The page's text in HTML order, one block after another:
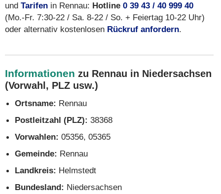
und Tarifen in Rennau: Hotline 0 39 43 / 40 999 40
(Mo.-Fr. 7:30-22 / Sa. 8-22 / So. + Feiertag 10-22 Uhr)
oder alternativ kostenlosen Rückruf anfordern.
Informationen zu Rennau in Niedersachsen
(Vorwahl, PLZ usw.)
Ortsname: Rennau
Postleitzahl (PLZ): 38368
Vorwahlen: 05356, 05365
Gemeinde: Rennau
Landkreis: Helmstedt
Bundesland: Niedersachsen